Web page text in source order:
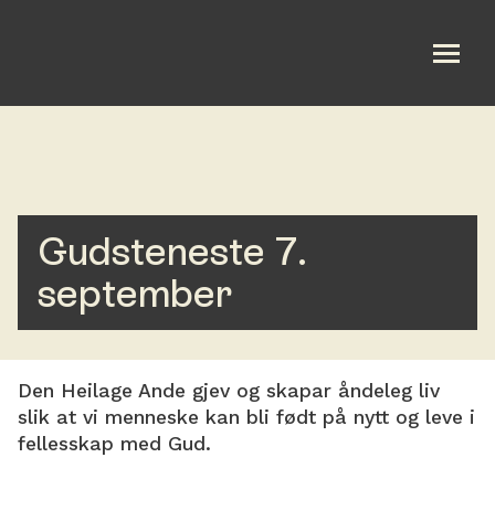
Aktuelt
Kalender
English
Gudsteneste 7.
september
Den Heilage Ande gjev og skapar åndeleg liv
slik at vi menneske kan bli født på nytt og leve i
fellesskap med Gud.